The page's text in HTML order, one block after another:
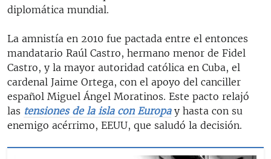
diplomática mundial.
La amnistía en 2010 fue pactada entre el entonces
mandatario Raúl Castro, hermano menor de Fidel
Castro, y la mayor autoridad católica en Cuba, el
cardenal Jaime Ortega, con el apoyo del canciller
español Miguel Ángel Moratinos. Este pacto relajó
las tensiones de la isla con Europay hasta con su
enemigo acérrimo, EEUU, que saludó la decisión.